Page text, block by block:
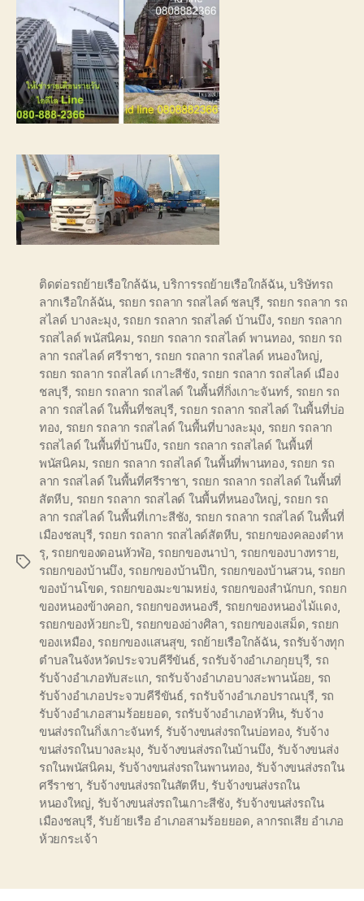
Tags
ติดต่อรถย้ายเรือใกล้ฉัน,บริการรถย้ายเรือใกล้ฉัน,บริษัทรถ
ลากเรือใกล้ฉัน, รถยก รถลาก รถสไลด์ ชลบุรี, รถยก รถลาก รถ
สไลด์ บางละมุง, รถยก รถลาก รถสไลด์ บ้านบึง, รถยก รถลาก
รถสไลด์ พนัสนิคม, รถยก รถลาก รถสไลด์ พานทอง, รถยก รถ
ลาก รถสไลด์ ศรีราชา, รถยก รถลาก รถสไลด์ หนองใหญ่,
รถยก รถลาก รถสไลด์ เกาะสีชัง, รถยก รถลาก รถสไลด์ เมือง
ชลบุรี, รถยก รถลาก รถสไลด์ ในพื้นที่กิ่งเกาะจันทร์, รถยก รถ
ลาก รถสไลด์ ในพื้นที่ชลบุรี, รถยก รถลาก รถสไลด์ ในพื้นที่บ่อ
ทอง, รถยก รถลาก รถสไลด์ ในพื้นที่บางละมุง, รถยก รถลาก
รถสไลด์ ในพื้นที่บ้านบึง, รถยก รถลาก รถสไลด์ ในพื้นที่
พนัสนิคม, รถยก รถลาก รถสไลด์ ในพื้นที่พานทอง, รถยก รถ
ลาก รถสไลด์ ในพื้นที่ศรีราชา, รถยก รถลาก รถสไลด์ ในพื้นที่
สัตหีบ, รถยก รถลาก รถสไลด์ ในพื้นที่หนองใหญ่, รถยก รถ
ลาก รถสไลด์ ในพื้นที่เกาะสีชัง, รถยก รถลาก รถสไลด์ ในพื้นที่
เมืองชลบุรี, รถยก รถลาก รถสไลด์สัตหีบ, รถยกของคลองตำห
รุ, รถยกของดอนหัวฬ่อ, รถยกของนาป่า, รถยกของบางทราย,
รถยกของบ้านบึง, รถยกของบ้านปึก, รถยกของบ้านสวน, รถยก
ของบ้านโขด, รถยกของมะขามหย่ง, รถยกของสำนักบก, รถยก
ของหนองข้างคอก, รถยกของหนองรี, รถยกของหนองไม้แดง,
รถยกของห้วยกะปิ, รถยกของอ่างศิลา, รถยกของเสม็ด, รถยก
ของเหมือง, รถยกของแสนสุข, รถย้ายเรือใกล้ฉัน, รถรับจ้างทุก
ตำบลในจังหวัดประจวบคีรีขันธ์, รถรับจ้างอำเภอกุยบุรี, รถ
รับจ้างอำเภอทับสะแก, รถรับจ้างอำเภอบางสะพานน้อย, รถ
รับจ้างอำเภอประจวบคีรีขันธ์, รถรับจ้างอำเภอปราณบุรี, รถ
รับจ้างอำเภอสามร้อยยอด, รถรับจ้างอำเภอหัวหิน, รับจ้าง
ขนส่งรถในกิ่งเกาะจันทร์, รับจ้างขนส่งรถในบ่อทอง, รับจ้าง
ขนส่งรถในบางละมุง, รับจ้างขนส่งรถในบ้านบึง, รับจ้างขนส่ง
รถในพนัสนิคม, รับจ้างขนส่งรถในพานทอง, รับจ้างขนส่งรถใน
ศรีราชา, รับจ้างขนส่งรถในสัตหีบ, รับจ้างขนส่งรถใน
หนองใหญ่, รับจ้างขนส่งรถในเกาะสีชัง, รับจ้างขนส่งรถใน
เมืองชลบุรี, รับย้ายเรือ อำเภอสามร้อยยอด, ลากรถเสีย อำเภอ
ห้วยกระเจ้า